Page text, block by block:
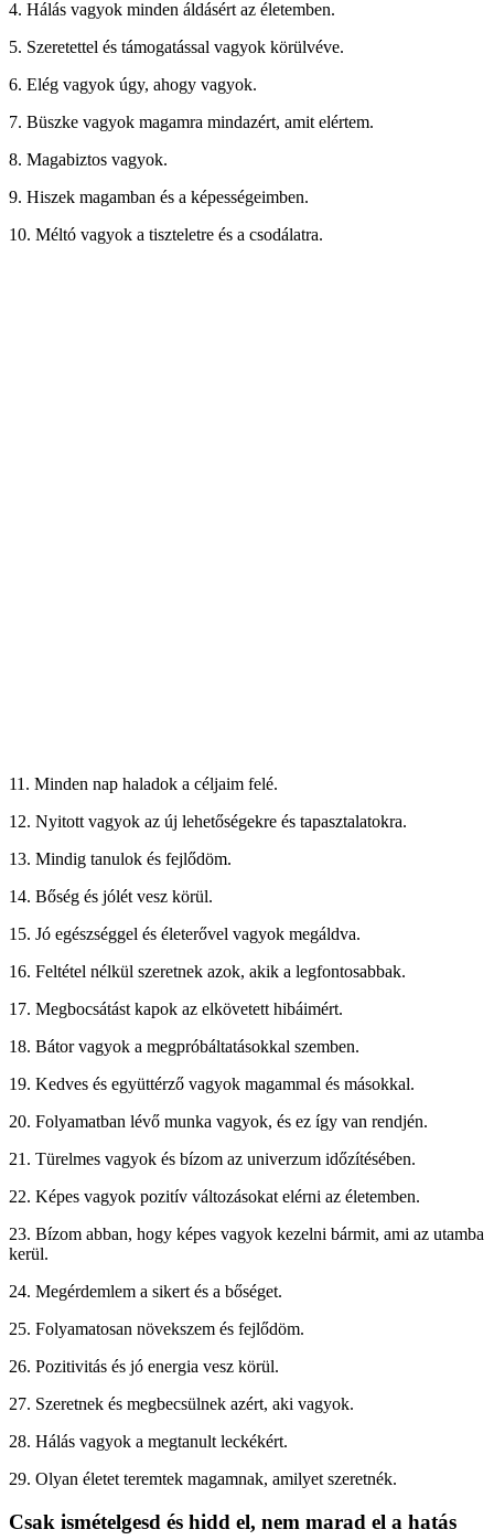
4. Hálás vagyok minden áldásért az életemben.
5. Szeretettel és támogatással vagyok körülvéve.
6. Elég vagyok úgy, ahogy vagyok.
7. Büszke vagyok magamra mindazért, amit elértem.
8. Magabiztos vagyok.
9. Hiszek magamban és a képességeimben.
10. Méltó vagyok a tiszteletre és a csodálatra.
11. Minden nap haladok a céljaim felé.
12. Nyitott vagyok az új lehetőségekre és tapasztalatokra.
13. Mindig tanulok és fejlődöm.
14. Bőség és jólét vesz körül.
15. Jó egészséggel és életerővel vagyok megáldva.
16. Feltétel nélkül szeretnek azok, akik a legfontosabbak.
17. Megbocsátást kapok az elkövetett hibáimért.
18. Bátor vagyok a megpróbáltatásokkal szemben.
19. Kedves és együttérző vagyok magammal és másokkal.
20. Folyamatban lévő munka vagyok, és ez így van rendjén.
21. Türelmes vagyok és bízom az univerzum időzítésében.
22. Képes vagyok pozitív változásokat elérni az életemben.
23. Bízom abban, hogy képes vagyok kezelni bármit, ami az utamba
kerül.
24. Megérdemlem a sikert és a bőséget.
25. Folyamatosan növekszem és fejlődöm.
26. Pozitivitás és jó energia vesz körül.
27. Szeretnek és megbecsülnek azért, aki vagyok.
28. Hálás vagyok a megtanult leckékért.
29. Olyan életet teremtek magamnak, amilyet szeretnék.
Csak ismételgesd és hidd el, nem marad el a hatás